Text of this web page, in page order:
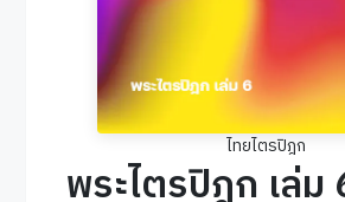
ไทยไตรปิฎก
พระไตรปิฎก เล่ม